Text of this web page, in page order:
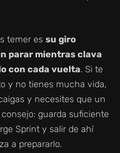
temer es su giro
parar mientras clava
con cada vuelta. Si te
y no tienes mucha vida,
y necesites que un
guarda suficiente
Sprint y salir de ahí
a prepararlo.